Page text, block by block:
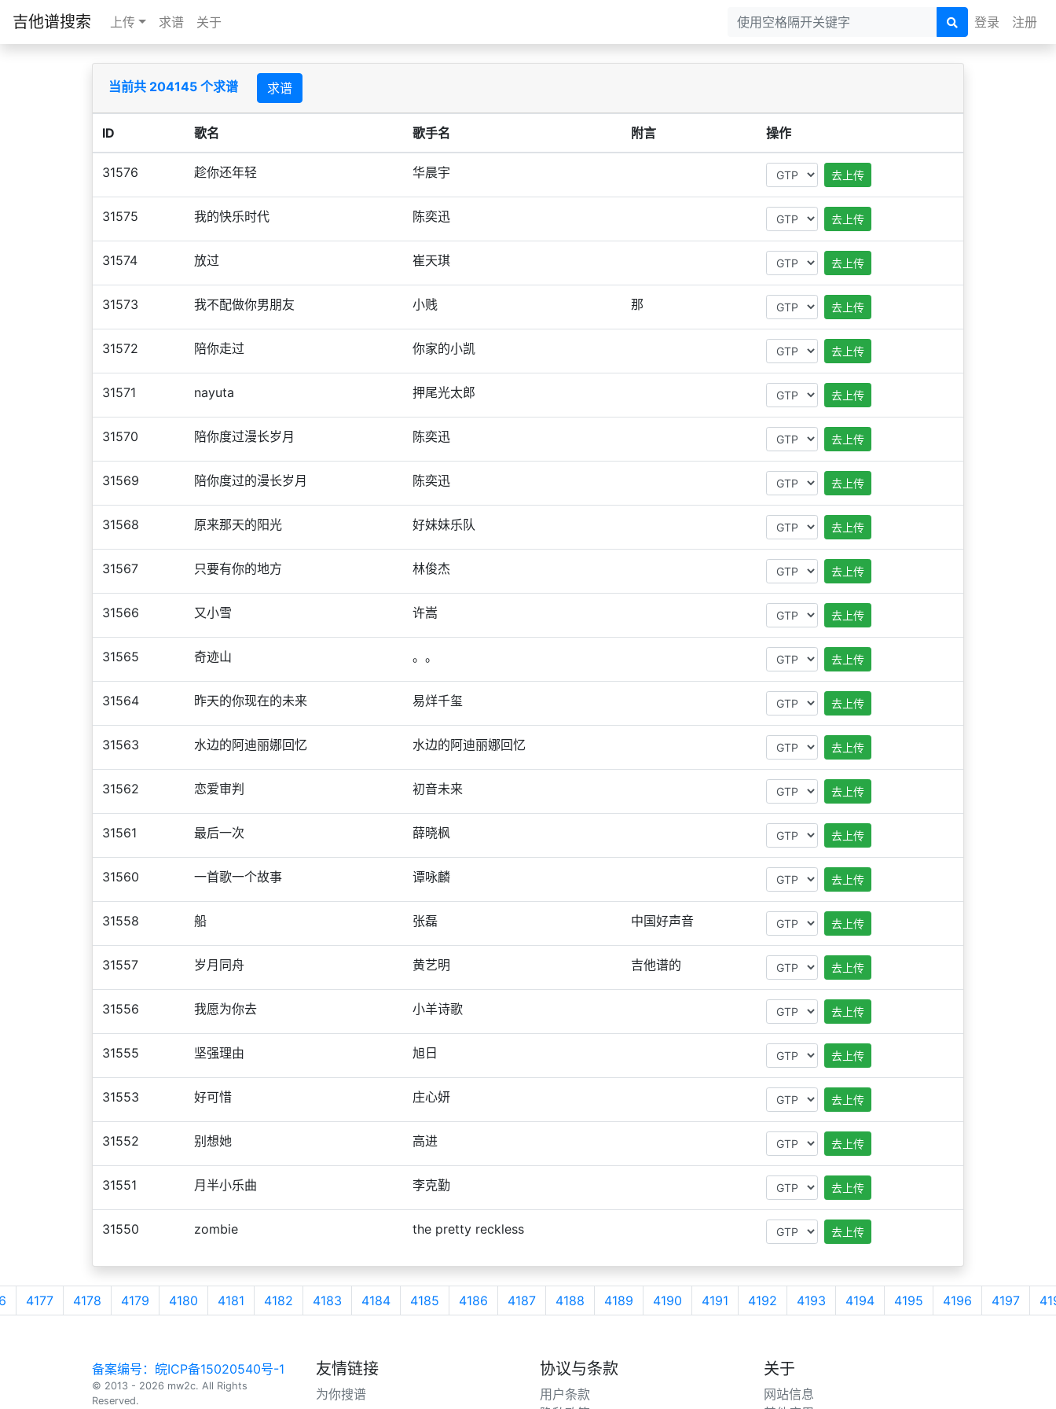
吉他谱搜索 上传 求谱 关于 登录 注册
当前共 204145 个求谱 求谱
ID 歌名 歌手名 附言 操作
31576 趁你还年轻 华晨宇 去上传
31575 我的快乐时代 陈奕迅 去上传
31574 放过 崔天琪 去上传
31573 我不配做你男朋友 小贱 那 去上传
31572 陪你走过 你家的小凯 去上传
31571 nayuta 押尾光太郎 去上传
31570 陪你度过漫长岁月 陈奕迅 去上传
31569 陪你度过的漫长岁月 陈奕迅 去上传
31568 原来那天的阳光 好妹妹乐队 去上传
31567 只要有你的地方 林俊杰 去上传
31566 又小雪 许嵩 去上传
31565 奇迹山 。。 去上传
31564 昨天的你现在的未来 易烊千玺 去上传
31563 水边的阿迪丽娜回忆 水边的阿迪丽娜回忆 去上传
31562 恋爱审判 初音未来 去上传
31561 最后一次 薛晓枫 去上传
31560 一首歌一个故事 谭咏麟 去上传
31558 船 张磊 中国好声音 去上传
31557 岁月同舟 黄艺明 吉他谱的 去上传
31556 我愿为你去 小羊诗歌 去上传
31555 坚强理由 旭日 去上传
31553 好可惜 庄心妍 去上传
31552 别想她 高进 去上传
31551 月半小乐曲 李克勤 去上传
31550 zombie the pretty reckless 去上传
4177 4178 4179 4180 4181 4182 4183 4184 4185 4186 4187 4188 4189 4190 4191 4192 4193 4194 4195 4196 4197
备案编号：皖ICP备15020540号-1
© 2013 - 2026 mw2c. All Rights
Reserved.
友情链接
为你搜谱
协议与条款
用户条款
关于
网站信息